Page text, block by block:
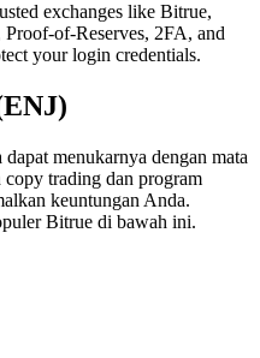
exchanges like Bitrue,
of-Reserves, 2FA, and
your login credentials.
menukarnya dengan mata
trading dan program
keuntungan Anda.
Bitrue di bawah ini.